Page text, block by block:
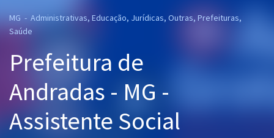
Assinatura Ilimitada
Graduação
OAB
MG - Administrativas, Educação, Jurídicas, Outras, Prefeituras,
Saúde
Prefeitura de
Andradas - MG -
Assistente Social